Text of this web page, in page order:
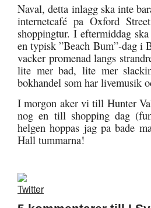
Naval, detta inlagg ska inte
internetcafé pa Oxford
shoppingtur. I eftermiddag
en typisk ”Beach Bum”-dag i
vacker promenad langs
lite mer bad, lite mer
bokhandel som har livemusik
I morgon aker vi till Hunter
nog en till shopping dag
helgen hoppas jag pa bade
Hall tummarna!